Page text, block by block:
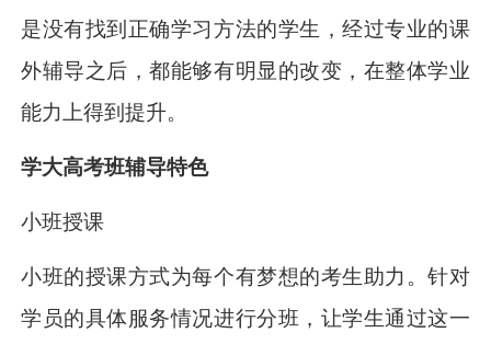
是没有找到正确学习方法的学生，经过专业的课
外辅导之后，都能够有明显的改变，在整体学业
能力上得到提升。
学大高考班辅导特色
小班授课
小班的授课方式为每个有梦想的考生助力。针对
学员的具体服务情况进行分班，让学生通过这一